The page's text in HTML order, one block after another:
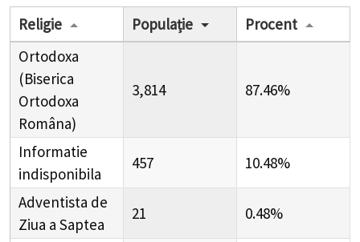
Religie Populație
Procent
Ortodoxa
(Biserica
Ortodoxa
Româna)
3,814 87.46%
Informatie
indisponibila
457 10.48%
Adventista de
Ziua a Saptea
21 0.48%